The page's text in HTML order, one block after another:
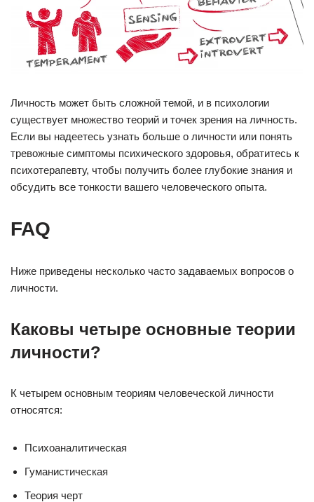
Личность может быть сложной темой, и в психологии
существует множество теорий и точек зрения на личность.
Если вы надеетесь узнать больше о личности или понять
тревожные симптомы психического здоровья, обратитесь к
психотерапевту, чтобы получить более глубокие знания и
обсудить все тонкости вашего человеческого опыта.
FAQ
Ниже приведены несколько часто задаваемых вопросов о
личности.
Каковы четыре основные теории
личности?
К четырем основным теориям человеческой личности
относятся:
Психоаналитическая
Гуманистическая
Теория черт